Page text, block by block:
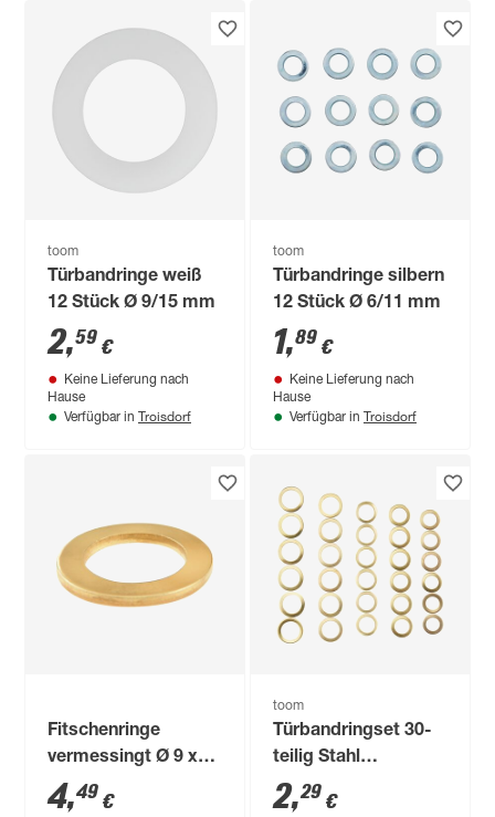
toom
Türbandringe weiß
12 Stück Ø 9/15 mm
2,59 €
Keine Lieferung nach
Hause
Verfügbar in Troisdorf
toom
Türbandringe silbern
12 Stück Ø 6/11 mm
1,89 €
Keine Lieferung nach
Hause
Verfügbar in Troisdorf
Fitschenringe
vermessingt Ø 9 x
15 x 2 mm 20 Stück
4,49 €
toom
Türbandringset 30-
teilig Stahl
vermessingt Ø 9/15
- 13/19 mm
2,29 €